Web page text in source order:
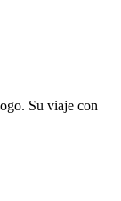
Su viaje con